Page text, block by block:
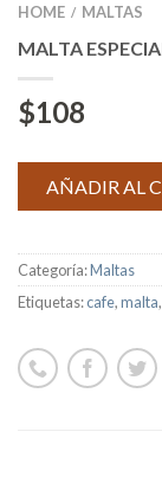
HOME / MALTAS
MALTA
$108
AÑADIR AL
Categoría:Maltas
Etiquetas:cafe,malta,